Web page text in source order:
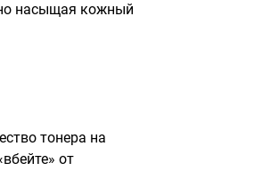
насыщая кожный
тонера на
от